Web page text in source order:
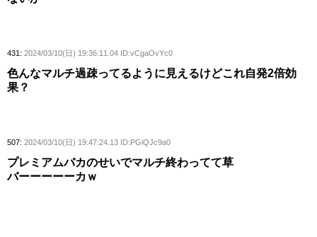
431: 2024/03/10(日) 19:36:11.04 ID:vCgaOvYc0
色んなマルチ過疎ってるように見えるけどこれ自発2倍効
果？
507: 2024/03/10(日) 19:47:24.13 ID:PGiQJc9a0
プレミアムバカのせいでマルチ終わってて草
バーーーーーカｗ